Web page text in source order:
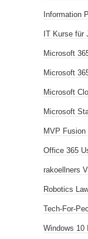
Information
IT Kurse für
Microsoft
Microsoft
Microsoft
Microsoft
MVP Fusion
Office 365
rakoellners
Robotics
Tech-For-
Windows 10